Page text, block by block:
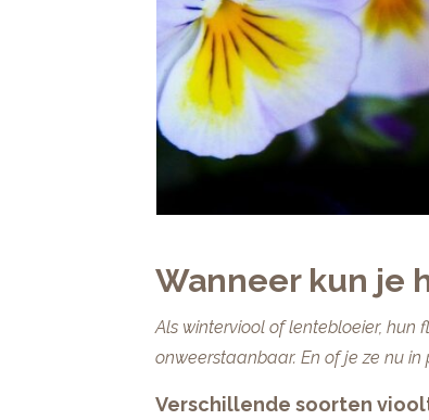
Wanneer kun je
Als winterviool of lentebloeier, hun
onweerstaanbaar. En of je ze nu
Verschillende soorten